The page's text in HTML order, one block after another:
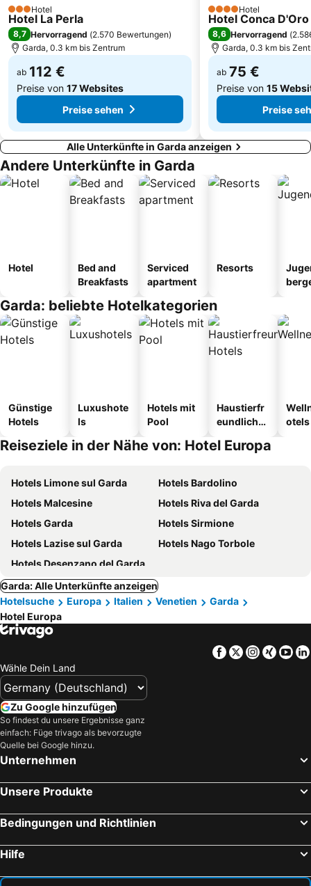
Grotte di Catullo
Lido delle Bionde
Coco Beach
Cavalcaselle
Chiesa San Zeno Maggiore
3 Sterne
Hotel
Hotel La Perla
8,7 Hervorragend (2.570 Bewertungen)
Garda, 0.3 km bis Zentrum
ab 112 €
Preise von 17 Websites
Preise sehen
4 SterneHotel
Hotel Conca D'Oro
8,6 Hervorragend (
Garda, 0.3 km bis
ab 75 €
Preise von 15
Preise
Alle Unterkünfte in Garda anzeigen
Andere Unterkünfte in Garda
Hotel
Bed and
Breakfasts
Serviced
apartment
Resorts
Garda: beliebte Hotelkategorien
Günstige
Hotels
Luxushote
ls
Hotels mit
Pool
Haustierfr
eundliche
otels
Reiseziele in der Nähe von: Hotel Europa
Hotels Limone sul Garda
Hotels Bardolino
Hotels Malcesine
Hotels Riva del Garda
Hotels Garda
Hotels Sirmione
Hotels Lazise sul Garda
Hotels Nago Torbole
Hotels Desenzano del Garda
Garda: Alle Unterkünfte anzeigen
Hotelsuche
Europa Italien Venetien
Garda
Hotel Europa
Facebook
TwitterXing
Wähle Dein Land
Zu Google hinzufügen
So findest du unsere Ergebnisse ganz
einfach: Füge trivago als bevorzugte
Quelle bei Google hinzu.
Unternehmen
Unsere Produkte
Bedingungen und Richtlinien
Hilfe